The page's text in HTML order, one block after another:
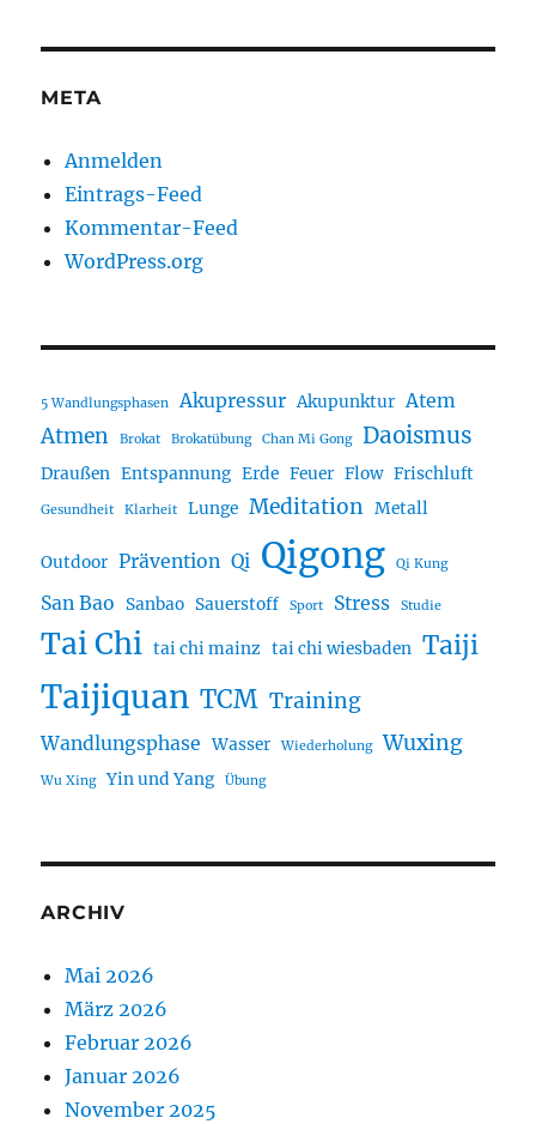
META
Anmelden
Eintrags-Feed
Kommentar-Feed
WordPress.org
5 Wandlungsphasen Akupressur Akupunktur Atem
Atmen Brokat Brokatübung Chan Mi Gong Daoismus
Draußen Entspannung Erde Feuer Flow Frischluft
Gesundheit Klarheit Lunge Meditation Metall
Outdoor Prävention Qi Qigong Qi Kung
San Bao Sanbao Sauerstoff Sport Stress Studie
Tai Chi tai chi mainz tai chi wiesbaden Taiji
Taijiquan TCM Training
Wandlungsphase Wasser Wiederholung Wuxing
Wu Xing Yin und Yang Übung
ARCHIV
Mai 2026
März 2026
Februar 2026
Januar 2026
November 2025